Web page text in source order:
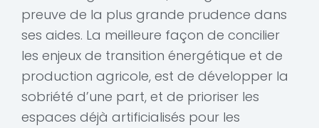
preuve de la plus grande prudence dans
ses aides. La meilleure façon de concilier
les enjeux de transition énergétique et de
production agricole, est de développer la
sobriété d’une part, et de prioriser les
espaces déjà artificialisés pour les